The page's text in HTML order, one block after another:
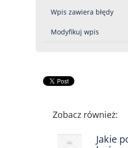
Wpis zawiera błędy
Modyfikuj wpis
Zobacz również:
Jakie